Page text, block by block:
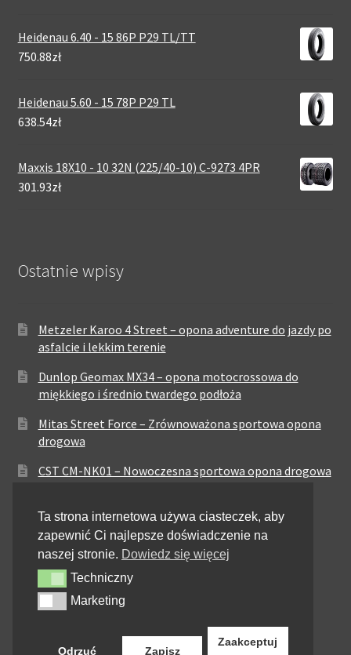
Heidenau 6.40 - 15 86P P29 TL/TT
750.88zł
Heidenau 5.60 - 15 78P P29 TL
638.54zł
Maxxis 18X10 - 10 32N (225/40-10) C-9273 4PR
301.93zł
Ostatnie wpisy
Metzeler Karoo 4 Street – opona adventure do jazdy po
asfalcie i lekkim terenie
Dunlop Geomax MX34 – opona motocrossowa do
miękkiego i średnio twardego podłoża
Mitas Street Force – Zrównoważona sportowa opona
drogowa
CST CM-NK01 – Nowoczesna sportowa opona drogowa
zrównoważonych osiągach
Pirelli City Demon – Niezawodność w codziennej
jeździe miejskiej
Metzeler Perfect ME77 – Klasyczna opona o
zrównoważonych właściwościach
Ta strona internetowa używa ciasteczek, aby
zapewnić Ci najlepsze doświadczenie na
naszej stronie. Dowiedz się więcej
Techniczny
Techniczny
MarketingMarketing
Odrzuć Zapisz
Zaakceptuj